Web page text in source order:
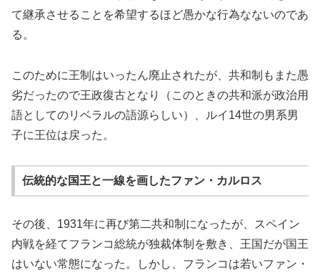
て継承させることを希望するほど愚かな行為なないのであ
る。
このために王制はいったん廃止されたが、共和制もまた愚
劣だったので王政復古となり（このときの共和派が政治用
語としてのリベラルの語源らしい）、ルイ14世の男系男
子に王位は戻った。
伝統的な国王と一線を画したファン・カルロス
その後、1931年に再び第二共和制になったが、スペイン
内戦を経てフランコ総統が独裁体制を敷き、王国だが国王
はいない常態になった。しかし、フランコは若いファン・